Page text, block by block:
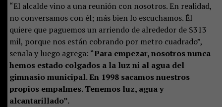
“El alcalde vino a una reunión con nosotros. En realidad,
no conversamos con él; más bien lo escuchamos. Él
quiere que paguemos un arriendo de alrededor de $313
mil, porque nos están cobrando por metro cuadrado”,
señala y luego agrega: “Para empezar, nosotros nunca
hemos estado colgados a la luz ni al agua del
gimnasio municipal. En 1998 sacamos nuestros
propios empalmes. Tenemos luz, agua y
alcantarillado”.